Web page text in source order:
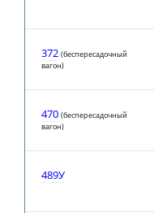
372 (беспересадочный
вагон)
470 (беспересадочный
вагон)
489У